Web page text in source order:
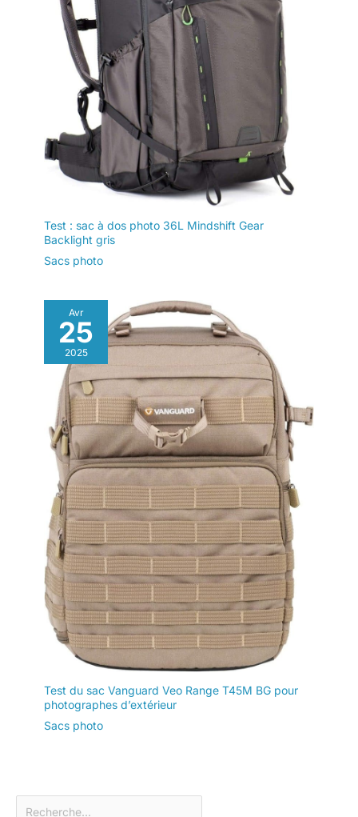
Test : sac à dos photo 36L Mindshift Gear
Backlight gris
Sacs photo
Avr
25
2025
Test du sac Vanguard Veo Range T45M BG pour
photographes d’extérieur
Sacs photo